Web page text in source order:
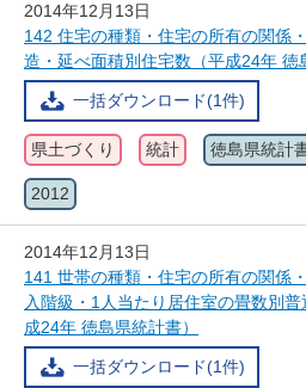
2014年12月13日
142 住宅の種類・住宅の所有の関係
造・延べ面積別住宅数（平成24年 徳
一括ダウンロード(1件)
県土づくり 統計 徳島県統計
2012
2014年12月13日
141 世帯の種類・住宅の所有の関係
入階級・1人当たり居住室の畳数別
成24年 徳島県統計書）
一括ダウンロード(1件)